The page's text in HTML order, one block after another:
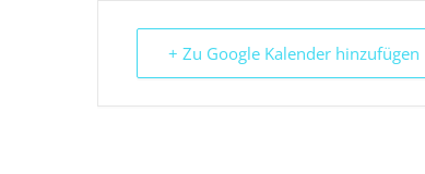
+ Zu Google Kalender hinzufügen